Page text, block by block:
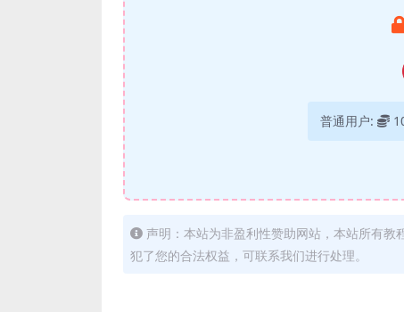
普通用户:
声明：本站为非盈利性赞助网站，本站所有
犯了您的合法权益，可联系我们进行处理。